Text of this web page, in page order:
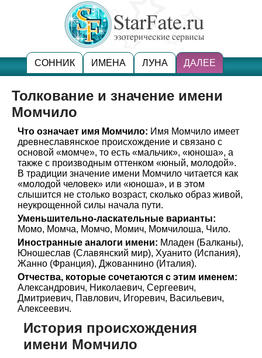
СОННИК ИМЕНА ЛУНА ДАЛЕЕ
Толкование и значение имени
Момчило
Что означает имя Момчило: Имя Момчило имеет
древнеславянское происхождение и связано с
основой «момче», то есть «мальчик», «юноша», а
также с производным оттенком «юный, молодой».
В традиции значение имени Момчило читается как
«молодой человек» или «юноша», и в этом
слышится не столько возраст, сколько образ живой,
неукрощенной силы начала пути.
Уменьшительно-ласкательные варианты:
Момо, Момча, Момчо, Момич, Момчилоша, Чило.
Иностранные аналоги имени: Младен (Балканы),
Юношеслав (Славянский мир), Хуанито (Испания),
Жанно (Франция), Джованнино (Италия).
Отчества, которые сочетаются с этим именем:
Александрович, Николаевич, Сергеевич,
Дмитриевич, Павлович, Игоревич, Васильевич,
Алексеевич.
История происхождения
имени Момчило